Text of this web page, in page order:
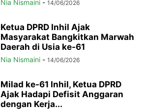
Nia Nismaini - 14/06/2026
Ketua DPRD Inhil Ajak
Masyarakat Bangkitkan Marwah
Daerah di Usia ke-61
Nia Nismaini - 14/06/2026
Milad ke-61 Inhil, Ketua DPRD
Ajak Hadapi Defisit Anggaran
dengan Kerja...